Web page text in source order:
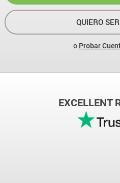
QUIERO
o Probar
EXCELLENT